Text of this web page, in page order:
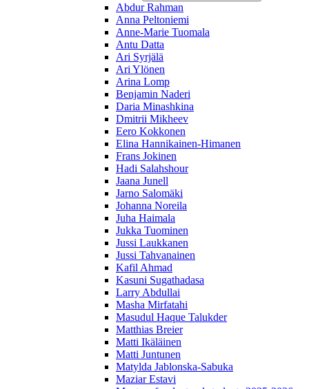
Abdur Rahman
Anna Peltoniemi
Anne-Marie Tuomala
Antu Datta
Ari Syrjälä
Ari Ylönen
Arina Lomp
Benjamin Naderi
Daria Minashkina
Dmitrii Mikheev
Eero Kokkonen
Elina Hannikainen-Himanen
Frans Jokinen
Hadi Salahshour
Jaana Junell
Jarno Salomäki
Johanna Noreila
Juha Haimala
Jukka Tuominen
Jussi Laukkanen
Jussi Tahvanainen
Kafil Ahmad
Kasuni Sugathadasa
Larry Abdullai
Masha Mirfatahi
Masudul Haque Talukder
Matthias Breier
Matti Ikäläinen
Matti Juntunen
Matylda Jablonska-Sabuka
Maziar Estavi